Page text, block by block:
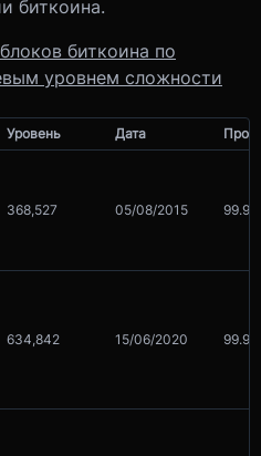
биткоина.
биткоина по
уровнем сложности
Уровень Дата
368,527 05/08/2015
634,842 15/06/2020